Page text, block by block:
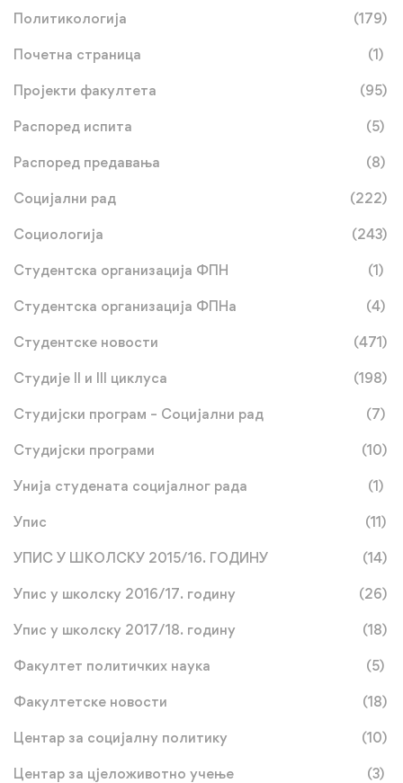
Политикологија (179)
Почетна страница (1)
Пројекти факултета (95)
Распоред испита (5)
Распоред предавања (8)
Социјални рад (222)
Социологија (243)
Студентска организација ФПН (1)
Студентска организација ФПНа (4)
Студентске новости (471)
Студије II и III циклуса (198)
Студијски програм – Социјални рад (7)
Студијски програми (10)
Унија студената социјалног рада (1)
Упис (11)
УПИС У ШКОЛСКУ 2015/16. ГОДИНУ (14)
Упис у школску 2016/17. годину (26)
Упис у школску 2017/18. годину (18)
Факултет политичких наука (5)
Факултетске новости (18)
Центар за социјалну политику (10)
Центар за цјеложивотно учење (3)